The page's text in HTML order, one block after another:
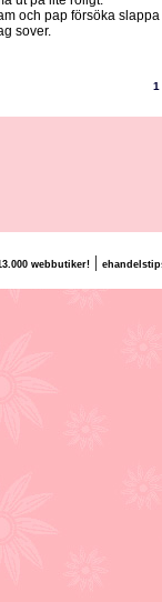
och pap försöka slappa
sover.
1
webbutiker!|